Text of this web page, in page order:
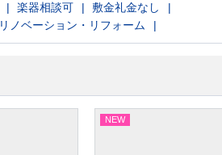
楽器相談可
敷金礼金なし
リノベーション・リフォーム
NEW